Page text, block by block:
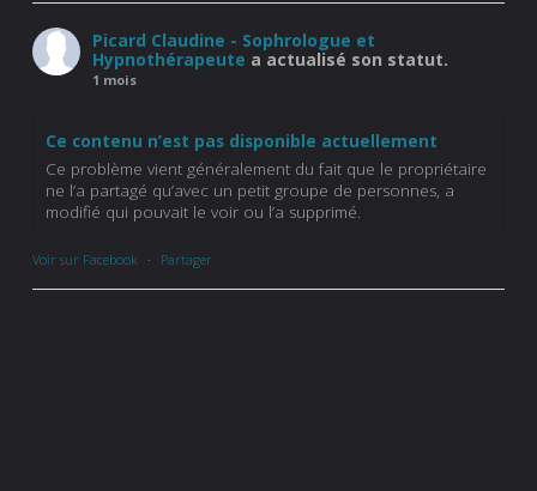
Picard Claudine - Sophrologue et
Hypnothérapeute a actualisé son statut.
1 mois
Ce contenu n’est pas disponible actuellement
Ce problème vient généralement du fait que le propriétaire
ne l’a partagé qu’avec un petit groupe de personnes, a
modifié qui pouvait le voir ou l’a supprimé.
Voir sur Facebook · Partager